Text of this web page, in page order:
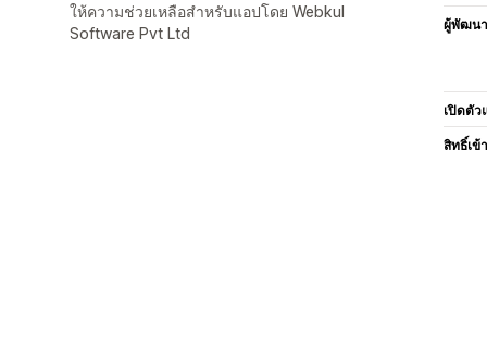
ให้ความช่วยเหลือสำหรับแอปโดย Webkul
Software Pvt Ltd
ผู้พัฒนา
เปิดตัว
สิทธิ์เข้